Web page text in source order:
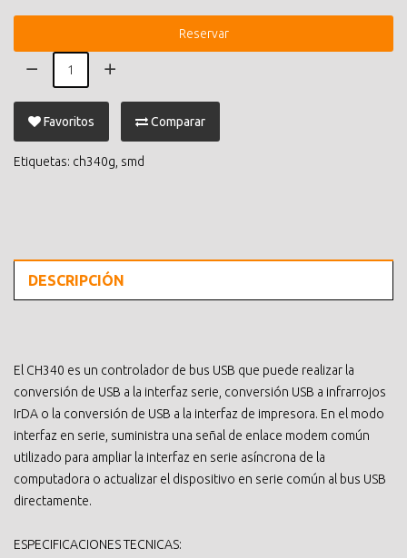
Reservar
Favoritos Comparar
Etiquetas: ch340g smd
DESCRIPCIÓN
El CH340 es un controlador de bus USB que puede realizar la
conversión de USB a la interfaz serie, conversión USB a infrarrojos
IrDA o la conversión de USB a la interfaz de impresora. En el modo
interfaz en serie, suministra una señal de enlace modem común
utilizado para ampliar la interfaz en serie asíncrona de la
computadora o actualizar el dispositivo en serie común al bus USB
directamente.
ESPECIFICACIONES TECNICAS: